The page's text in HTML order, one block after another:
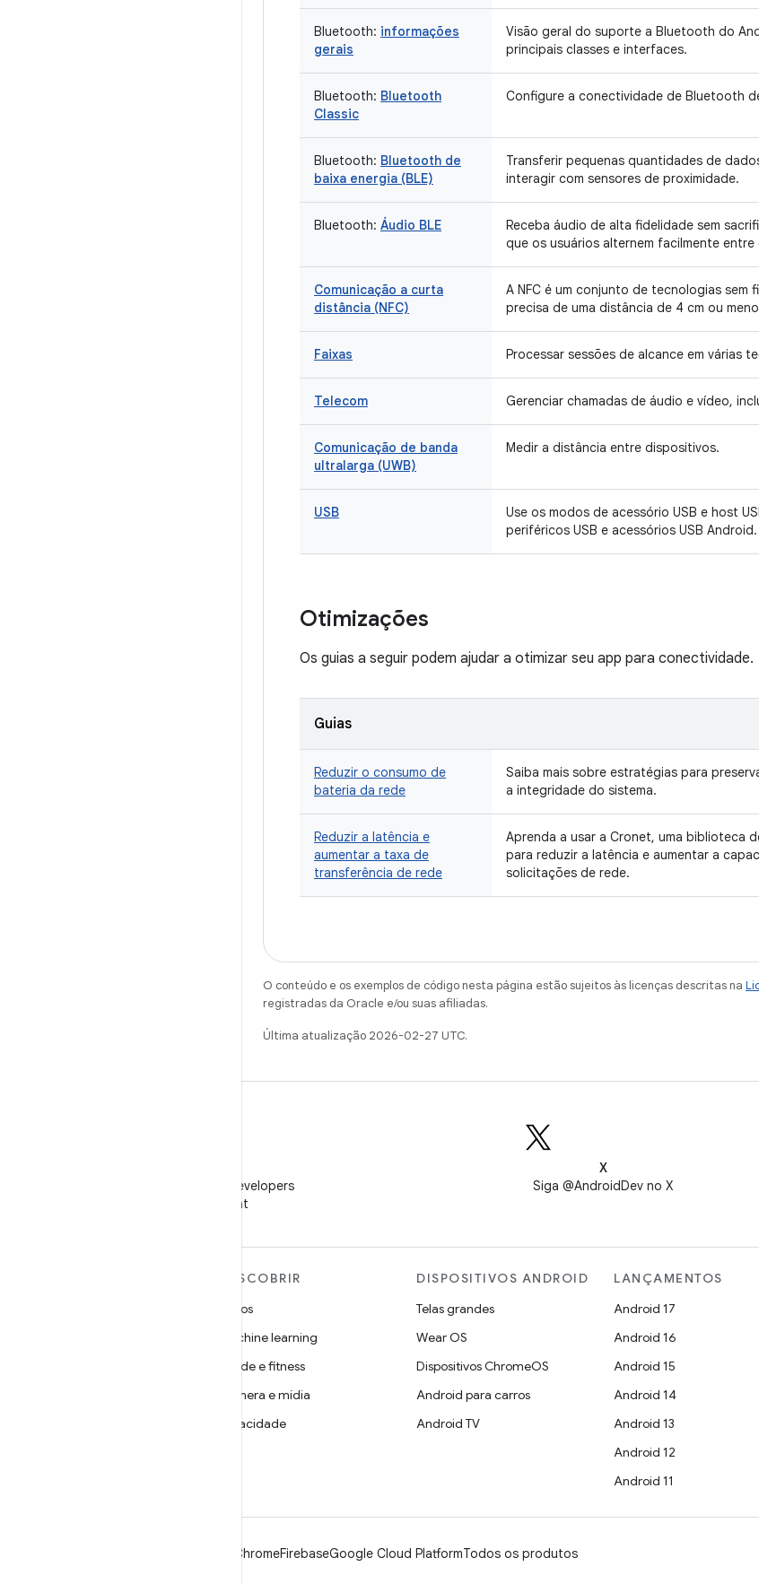
Bluetooth: informações
gerais
Visão geral do suporte a Bluetooth do
principais classes e interfaces.
Bluetooth: Bluetooth
Classic
Configure a conectividade de Bluetooth
Bluetooth: Bluetooth de
baixa energia (BLE)
Transferir pequenas quantidades de
interagir com sensores de proximidade.
Bluetooth: Áudio BLE
Receba áudio de alta fidelidade sem
que os usuários alternem facilmente
Comunicação a curta
distância (NFC)
A NFC é um conjunto de tecnologias
precisa de uma distância de 4 cm ou
Faixas Processar sessões de alcance em várias
Telecom Gerenciar chamadas de áudio e vídeo,
Comunicação de banda
ultralarga (UWB)
Medir a distância entre dispositivos.
USB
Use os modos de acessório USB e host
periféricos USB e acessórios USB Android.
Otimizações
Os guias a seguir podem ajudar a otimizar seu app para conectividade.
Guias
Reduzir o consumo de
bateria da rede
Saiba mais sobre estratégias para
a integridade do sistema.
Reduzir a latência e
aumentar a taxa de
transferência de rede
Aprenda a usar a Cronet, uma biblioteca
para reduzir a latência e aumentar a
solicitações de rede.
O conteúdo e os exemplos de código nesta página estão sujeitos às licenças descritas na
registradas da Oracle e/ou suas afiliadas.
Última atualização 2026-02-27 UTC.
Siga o Android Developers
no WeChat
X
Siga @AndroidDev no X
DESCOBRIR
Jogos
Machine learning
Saúde e fitness
Câmera e mídia
Privacidade
DISPOSITIVOS ANDROID
Telas grandes
Wear OS
Dispositivos ChromeOS
Android para carros
Android TV
LANÇAMENTOS
Android 17
Android 16
Android 15
Android 14
Android 13
Android 12
Android 11
ChromeFirebaseGoogle Cloud PlatformTodos os produtos